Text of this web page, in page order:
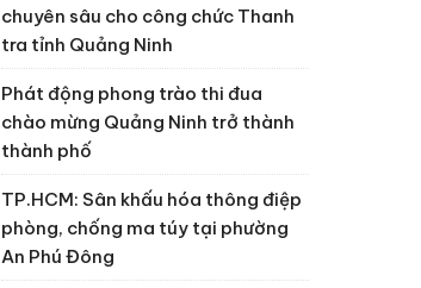
chuyên sâu cho công chức Thanh
tra tỉnh Quảng Ninh
Phát động phong trào thi đua
chào mừng Quảng Ninh trở thành
thành phố
TP.HCM: Sân khấu hóa thông điệp
phòng, chống ma túy tại phường
An Phú Đông